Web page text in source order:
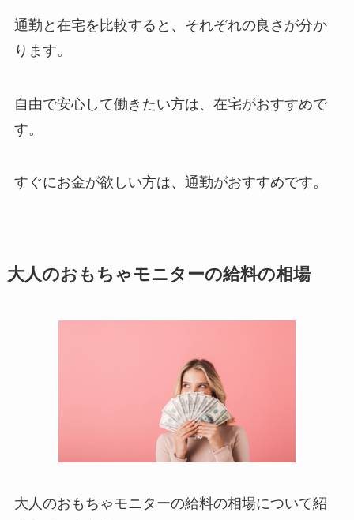
通勤と在宅を比較すると、それぞれの良さが分か
ります。
自由で安心して働きたい方は、在宅がおすすめで
す。
すぐにお金が欲しい方は、通勤がおすすめです。
大人のおもちゃモニターの給料の相場
大人のおもちゃモニターの給料の相場について紹